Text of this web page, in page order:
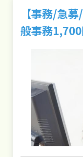
【事務/急
般事務